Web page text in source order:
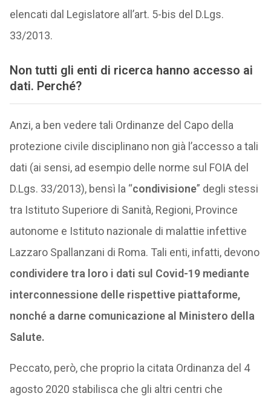
elencati dal Legislatore all’art. 5-bis del D.Lgs.
33/2013.
Non tutti gli enti di ricerca hanno accesso ai
dati. Perché?
Anzi, a ben vedere tali Ordinanze del Capo della
protezione civile disciplinano non già l’accesso a tali
dati (ai sensi, ad esempio delle norme sul FOIA del
D.Lgs. 33/2013), bensì la “condivisione” degli stessi
tra Istituto Superiore di Sanità, Regioni, Province
autonome e Istituto nazionale di malattie infettive
Lazzaro Spallanzani di Roma. Tali enti, infatti, devono
condividere tra loro i dati sul Covid-19 mediante
interconnessione delle rispettive piattaforme,
nonché a darne comunicazione al Ministero della
Salute.
Peccato, però, che proprio la citata Ordinanza del 4
agosto 2020 stabilisca che gli altri centri che